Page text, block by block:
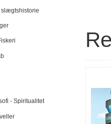
slægtshistorie
- Spiritualitet